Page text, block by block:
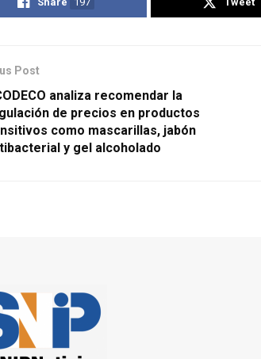
Post
analiza recomendar la
de precios en productos
como mascarillas, jabón
y gel alcoholado